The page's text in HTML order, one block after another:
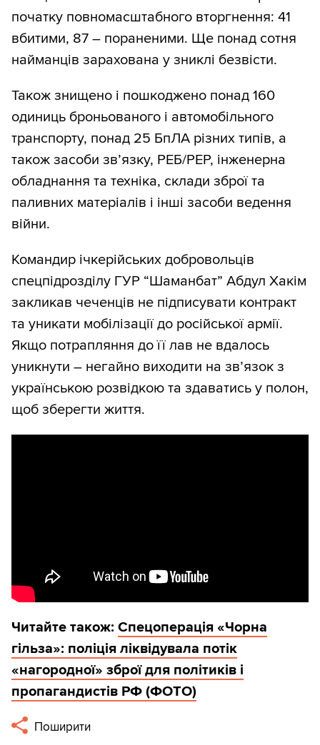
початку повномасштабного вторгнення: 41
вбитими, 87 – пораненими. Ще понад сотня
найманців зарахована у зниклі безвісти.
Також знищено і пошкоджено понад 160
одиниць броньованого і автомобільного
транспорту, понад 25 БпЛА різних типів, а
також засоби зв’язку, РЕБ/РЕР, інженерна
обладнання та техніка, склади зброї та
паливних матеріалів і інші засоби ведення
війни.
Командир ічкерійських добровольців
спецпідрозділу ГУР “Шаманбат” Абдул Хакім
закликав чеченців не підписувати контракт
та уникати мобілізації до російської армії.
Якщо потрапляння до її лав не вдалось
уникнути – негайно виходити на зв’язок з
українською розвідкою та здаватись у полон,
щоб зберегти життя.
Читайте також: Спецоперація «Чорна
гільза»: поліція ліквідувала потік
«нагородної» зброї для політиків і
пропагандистів РФ (ФОТО)
Поширити